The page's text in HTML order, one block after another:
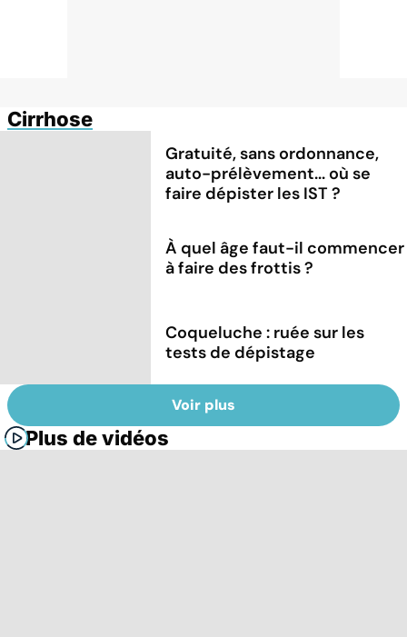
Cirrhose
Gratuité, sans ordonnance,
auto-prélèvement... où se
faire dépister les IST ?
À quel âge faut-il commencer
à faire des frottis ?
Coqueluche : ruée sur les
tests de dépistage
Voir plus
Plus de vidéos